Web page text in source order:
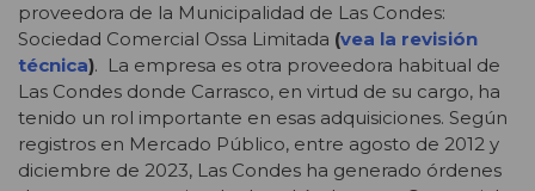
proveedora de la Municipalidad de Las Condes:
Sociedad Comercial Ossa Limitada (vea la revisión
técnica). La empresa es otra proveedora habitual de
Las Condes donde Carrasco, en virtud de su cargo, ha
tenido un rol importante en esas adquisiciones. Según
registros en Mercado Público, entre agosto de 2012 y
diciembre de 2023, Las Condes ha generado órdenes